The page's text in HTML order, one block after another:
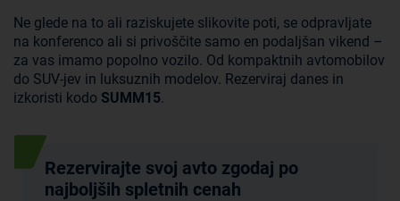
Ne glede na to ali raziskujete slikovite poti, se odpravljate
na konferenco ali si privoščite samo en podaljšan vikend –
za vas imamo popolno vozilo. Od kompaktnih avtomobilov
do SUV-jev in luksuznih modelov. Rezerviraj danes in
izkoristi kodo SUMM15.
Rezervirajte svoj avto zgodaj po
najboljših spletnih cenah